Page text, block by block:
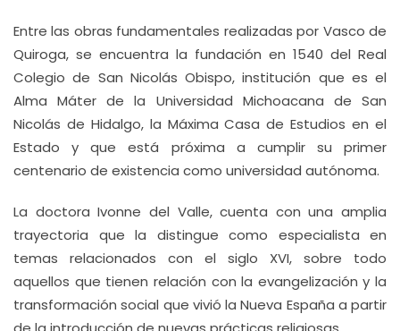
Entre las obras fundamentales realizadas por Vasco de
Quiroga, se encuentra la fundación en 1540 del Real
Colegio de San Nicolás Obispo, institución que es el
Alma Máter de la Universidad Michoacana de San
Nicolás de Hidalgo, la Máxima Casa de Estudios en el
Estado y que está próxima a cumplir su primer
centenario de existencia como universidad autónoma.
La doctora Ivonne del Valle, cuenta con una amplia
trayectoria que la distingue como especialista en
temas relacionados con el siglo XVI, sobre todo
aquellos que tienen relación con la evangelización y la
transformación social que vivió la Nueva España a partir